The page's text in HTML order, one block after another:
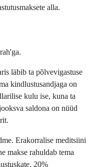
alla.
läbib ta põlvevigastuse
kindlustusandjaga on
kulu ise, kuna ta
saldona on nüüd
Erakorralise meditsiini
makse rahuldab tema
20%